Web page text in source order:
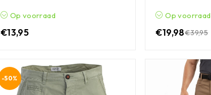
Op voorraad
€13,95
Op voorraad
€39,95
€19,98
-50%